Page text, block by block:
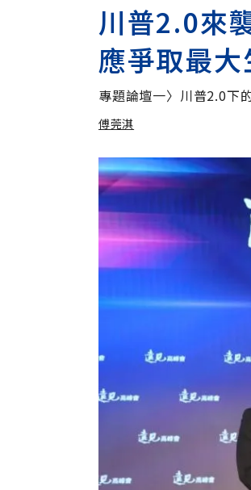
川普2.0來
應爭取最
專題論壇一〉川普2.0下
傅莞淇
傅莞淇